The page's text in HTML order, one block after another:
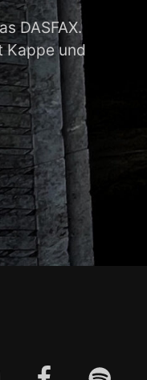
DASFAX.
Kappe und
facebook spotify